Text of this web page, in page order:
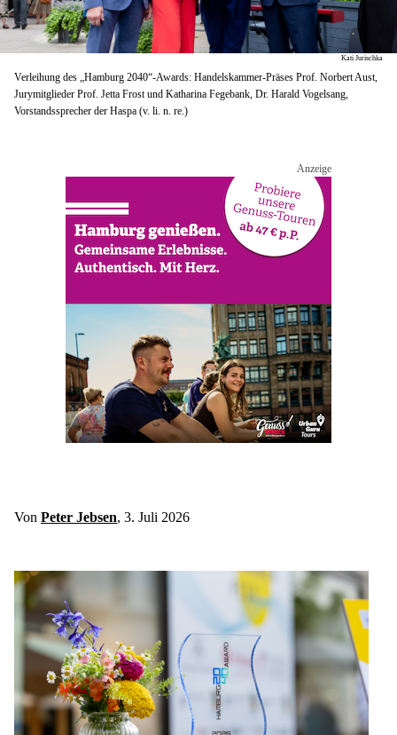
Kati Jurischka
Verleihung des „Hamburg 2040“-Awards: Handelskammer-Präses Prof. Norbert Aust,
Jurymitglieder Prof. Jetta Frost und Katharina Fegebank, Dr. Harald Vogelsang,
Vorstandssprecher der Haspa (v. li. n. re.)
Von Peter Jebsen, 3. Juli 2026